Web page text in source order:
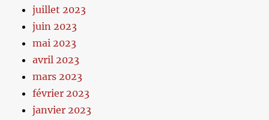
juillet 2023
juin 2023
mai 2023
avril 2023
mars 2023
février 2023
janvier 2023